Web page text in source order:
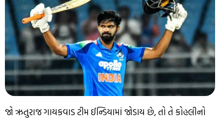
જો ઋતુરાજ ગાયકવાડ ટીમ ઈન્ડિયામાં જોડાય છે, તો તે કોહલીનો